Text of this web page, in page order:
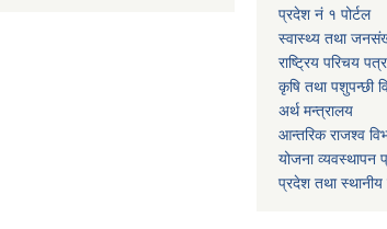
प्रदेश नं १ पोर्टल
स्वास्थ्य तथा
राष्ट्रिय परिचय
कृषि तथा पशुपन्छी
अर्थ मन्त्रालय
आन्तरिक राजश्व
योजना व्यवस्थापन
प्रदेश तथा स्थानीय